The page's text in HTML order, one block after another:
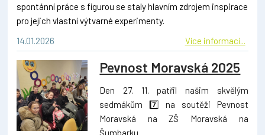
spontánní práce s figurou se staly hlavním zdrojem inspirace
pro jejich vlastní výtvarné experimenty.
14.01.2026
Více informací...
Pevnost Moravská 2025
Den 27. 11. patřil našim skvělým
sedmákům 7️⃣ na soutěži Pevnost
Moravská na ZŠ Moravská na
Šumbarku.